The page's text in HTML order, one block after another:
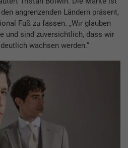
angrenzenden Ländern präsent,
Fuß zu fassen. „Wir glauben
und sind zuversichtlich, dass wir
wachsen werden.“